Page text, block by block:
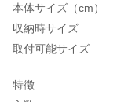
本体サイズ（cm）
収納時サイズ
取付可能サイズ
特徴